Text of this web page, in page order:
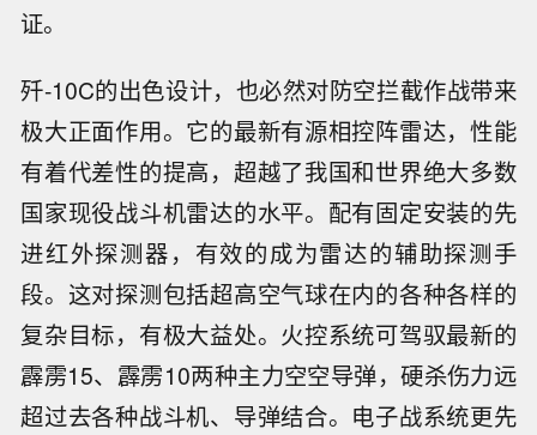
证。
歼-10C的出色设计，也必然对防空拦截作战带来
极大正面作用。它的最新有源相控阵雷达，性能
有着代差性的提高，超越了我国和世界绝大多数
国家现役战斗机雷达的水平。配有固定安装的先
进红外探测器，有效的成为雷达的辅助探测手
段。这对探测包括超高空气球在内的各种各样的
复杂目标，有极大益处。火控系统可驾驭最新的
霹雳15、霹雳10两种主力空空导弹，硬杀伤力远
超过去各种战斗机、导弹结合。电子战系统更先